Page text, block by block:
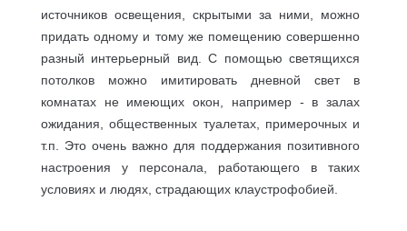
источников освещения, скрытыми за ними, можно
придать одному и тому же помещению совершенно
разный интерьерный вид. С помощью светящихся
потолков можно имитировать дневной свет в
комнатах не имеющих окон, например - в залах
ожидания, общественных туалетах, примерочных и
т.п. Это очень важно для поддержания позитивного
настроения у персонала, работающего в таких
условиях и людях, страдающих клаустрофобией.